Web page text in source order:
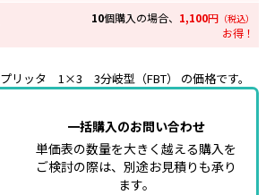
10個購入の場合、 1,100円 （税込）
お得！
リッタ 1×3 3分岐型（FBT） の価格です。
一括購入のお問い合わせ
単価表の数量を大きく越える購入を
ご検討の際は、別途お見積りも承り
ます。